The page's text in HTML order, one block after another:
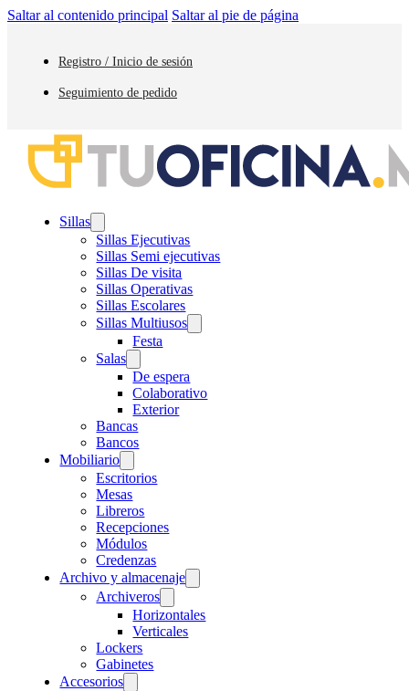
Saltar al contenido principal Saltar al pie de página
Registro / Inicio de sesión
Seguimiento de pedido
Sillas
Sillas Ejecutivas
Sillas Semi ejecutivas
Sillas De visita
Sillas Operativas
Sillas Escolares
Sillas Multiusos
Festa
Salas
De espera
Colaborativo
Exterior
Bancas
Bancos
Mobiliario
Escritorios
Mesas
Libreros
Recepciones
Módulos
Credenzas
Archivo y almacenaje
Archiveros
Horizontales
Verticales
Lockers
Gabinetes
Accesorios